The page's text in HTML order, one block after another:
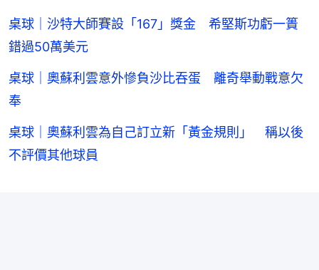
桌球｜沙特大師賽設「167」獎金 希堅斯功虧一簣
錯過50萬美元
桌球｜奧蘇利雲意外慘負沙比吞蛋 離奇舉動戰意欠
奉
桌球｜奧蘇利雲為自己訂立新「黃金規則」 稱以後
不評價其他球員